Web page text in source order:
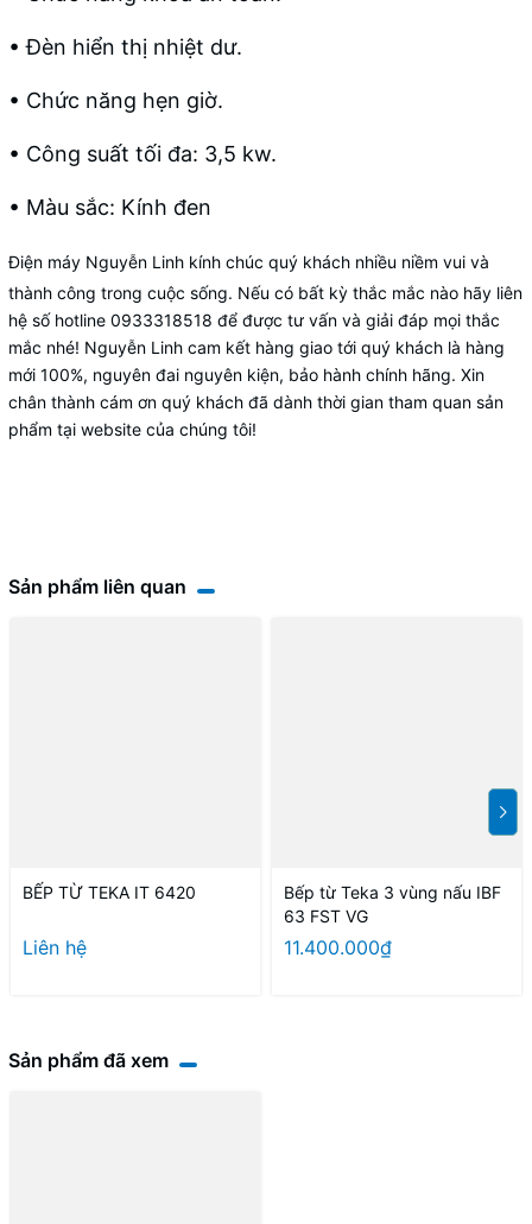
• Đèn hiển thị nhiệt dư.
• Chức năng hẹn giờ.
• Công suất tối đa: 3,5 kw.
• Màu sắc: Kính đen
Điện máy Nguyễn Linh kính chúc quý khách nhiều niềm vui và
thành công trong cuộc sống. Nếu có bất kỳ thắc mắc nào hãy liên
hệ số hotline 0933318518 để được tư vấn và giải đáp mọi thắc
mắc nhé! Nguyễn Linh cam kết hàng giao tới quý khách là hàng
mới 100%, nguyên đai nguyên kiện, bảo hành chính hãng. Xin
chân thành cám ơn quý khách đã dành thời gian tham quan sản
phẩm tại website của chúng tôi!
Sản phẩm liên quan
BẾP TỪ TEKA IT 6420
Liên hệ
Bếp từ Teka 3 vùng nấu IBF
63 FST VG
11.400.000₫
Sản phẩm đã xem